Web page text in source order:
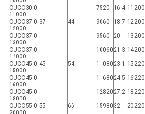
ラ
イ
バ
シ
ー
ポ
OUCO30.0-
11000
7520 16.4 11 200
OUCO37.0-
12000
37 44 9060 18.7 12200
OUCO37.0-
13000
9560 20 13 200
OUCO37.0-
14000
10060 21.3 14200
OUCO45.0-
15000
45 54 11080 23.1 15 220
OUCO45.0-
16000
11680 24.5 16 220
OUCO45.0-
18000
12820 27.2 18 220
OUCO55.0-55 66 15980 32 20 220